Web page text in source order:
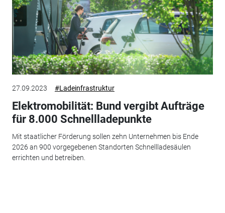
27.09.2023 #Ladeinfrastruktur
Elektromobilität: Bund vergibt Aufträge
für 8.000 Schnellladepunkte
Mit staatlicher Förderung sollen zehn Unternehmen bis Ende
2026 an 900 vorgegebenen Standorten Schnellladesäulen
errichten und betreiben.